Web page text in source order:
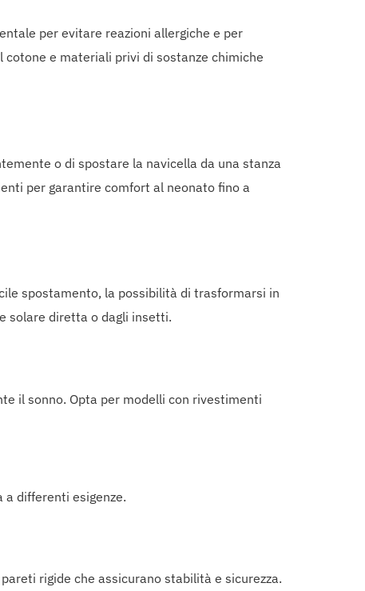
per evitare reazioni allergiche e per
e materiali privi di sostanze chimiche
o di spostare la navicella da una stanza
per garantire comfort al neonato fino a
spostamento, la possibilità di trasformarsi in
solare diretta o dagli insetti.
il sonno. Opta per modelli con rivestimenti
differenti esigenze.
rigide che assicurano stabilità e sicurezza.